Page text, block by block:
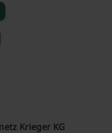
Krieger KG